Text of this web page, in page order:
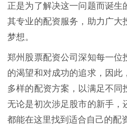
正是为了解决这一问题而诞生
其专业的配资服务，助力广大
梦想。
郑州股票配资公司深知每一位
的渴望和对成功的追求，因此
多样的配资方案，以满足不同
无论是初次涉足股市的新手，
都能在这里找到适合自己的配